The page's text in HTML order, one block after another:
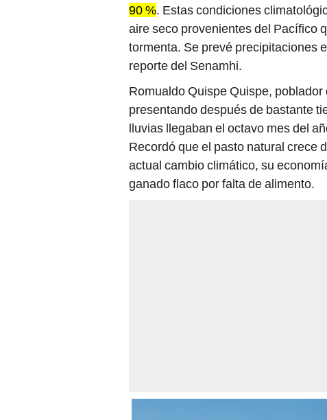
90 %. Estas condiciones
aire seco provenientes del Pacífico
tormenta. Se prevé precipitaciones
reporte del Senamhi.
Romualdo Quispe Quispe,
presentando después de bastante
lluvias llegaban el octavo mes del
Recordó que el pasto natural crece
actual cambio climático, su
ganado flaco por falta de alimento.